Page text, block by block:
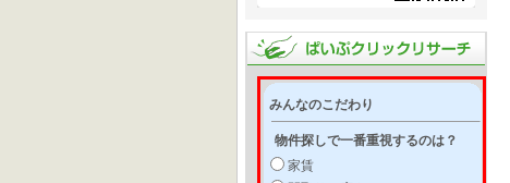
みんなのこだわり
物件探しで一番重視するのは？
家賃